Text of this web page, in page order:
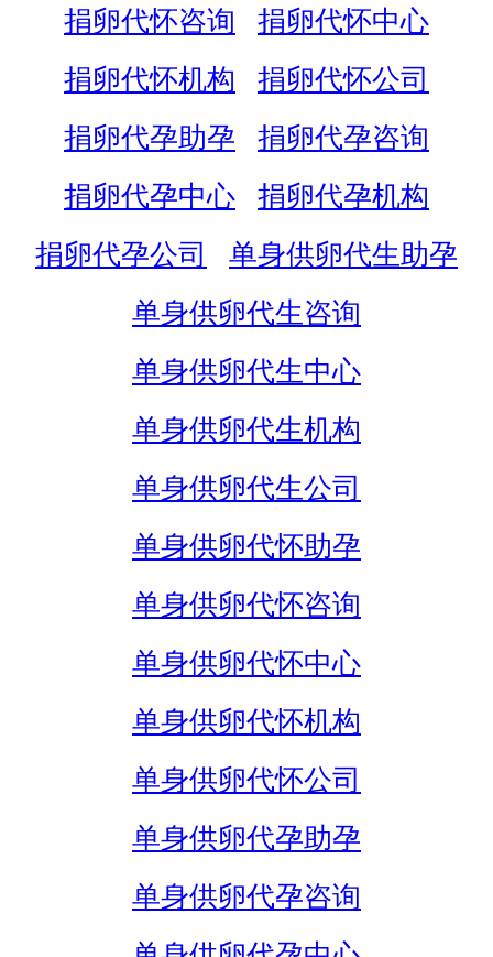
捐卵代怀咨询
捐卵代怀中心
捐卵代怀机构
捐卵代怀公司
捐卵代孕助孕
捐卵代孕咨询
捐卵代孕中心
捐卵代孕机构
捐卵代孕公司
单身供卵代生助孕
单身供卵代生咨询
单身供卵代生中心
单身供卵代生机构
单身供卵代生公司
单身供卵代怀助孕
单身供卵代怀咨询
单身供卵代怀中心
单身供卵代怀机构
单身供卵代怀公司
单身供卵代孕助孕
单身供卵代孕咨询